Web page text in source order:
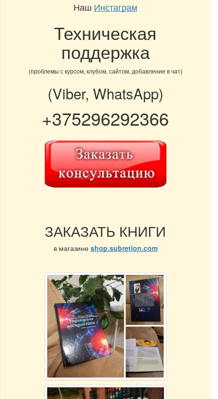
Наш Инстаграм
Техническая
поддержка
(проблемы с курсом, клубом, сайтом, добавление в чат)
(Viber, WhatsApp)
+375296292366
ЗАКАЗАТЬ КНИГИ
в магазине shop.subretion.com